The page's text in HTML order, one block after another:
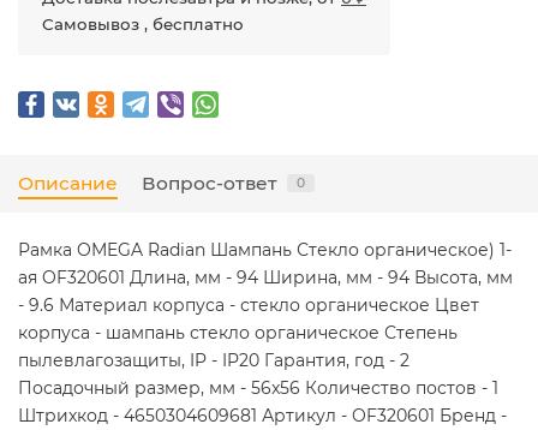
Самовывоз , бесплатно
Описание Вопрос-ответ 0
Рамка OMEGA Radian Шампань Стекло органическое) 1-
ая OF320601 Длина, мм - 94 Ширина, мм - 94 Высота, мм
- 9.6 Материал корпуса - стекло органическое Цвет
корпуса - шампань стекло органическое Степень
пылевлагозащиты, IP - IP20 Гарантия, год - 2
Посадочный размер, мм - 56x56 Количество постов - 1
Штрихкод - 4650304609681 Артикул - OF320601 Бренд -